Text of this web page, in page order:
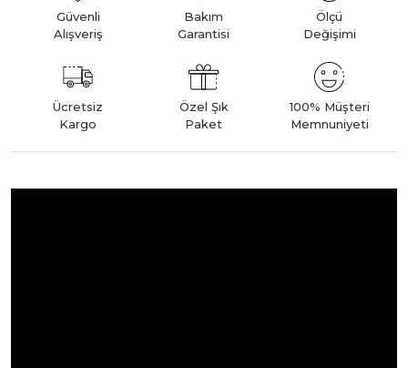
Güvenli
Alışveriş
Bakım
Garantisi
Ölçü
Değişimi
Ücretsiz
Kargo
Özel Şık
Paket
100% Müşteri
Memnuniyeti